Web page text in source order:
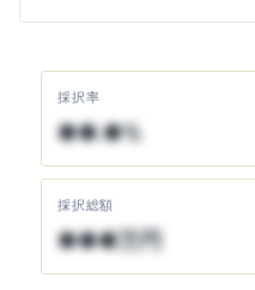
採択率
●●.●%
採択総額
●●●万円